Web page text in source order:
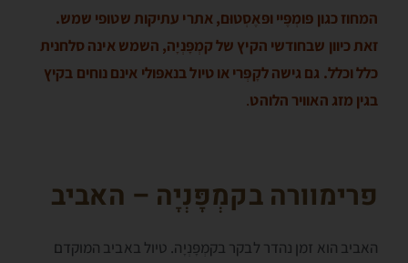
המחוז כגון פּומְפֶּיי ופּאֶסְטוּם, אתרי עתיקות שטופי שמש.
זאת כיוון שבחודשי הקיץ של קמְפָּנְיָה, השמש אינה סלחנית
כלל וכלל. גם גישה לקָפְּרי או טיול בנאפּולי אינם נוחים בקיץ
בגין מזג האוויר הלוהט.
פרימוורה בקמְפָּנְיָה – האביב
האביב הוא זמן נהדר לבקר בקמְפָּנְיָה. טיול באביב המוקדם